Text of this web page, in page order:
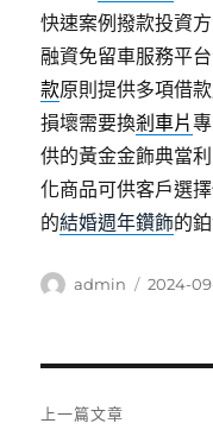
快速案例撥款投資
融資免留車服務平
款原則提供多項借
損壞需要換剎車片
供的黃金金飾典當
化商品可供客戶選
的結婚週年鑽飾的
作
admin
發
2024-
上一篇文章